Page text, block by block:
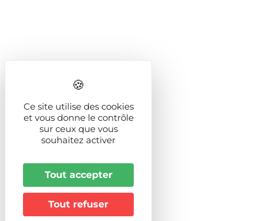
Ce site utilise des cookies
et vous donne le contrôle
sur ceux que vous
souhaitez activer
Tout accepter
Tout refuser